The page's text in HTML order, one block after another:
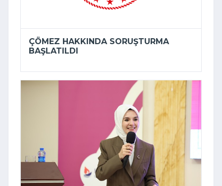
ÇÖMEZ HAKKINDA SORUŞTURMA
BAŞLATILDI